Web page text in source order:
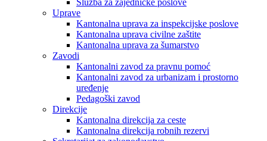
Uprave
Kantonalna uprava za inspekcijske poslove
Kantonalna uprava civilne zaštite
Kantonalna uprava za šumarstvo
Zavodi
Kantonalni zavod za pravnu pomoć
Kantonalni zavod za urbanizam i prostorno
uređenje
Pedagoški zavod
Direkcije
Kantonalna direkcija za ceste
Kantonalna direkcija robnih rezervi